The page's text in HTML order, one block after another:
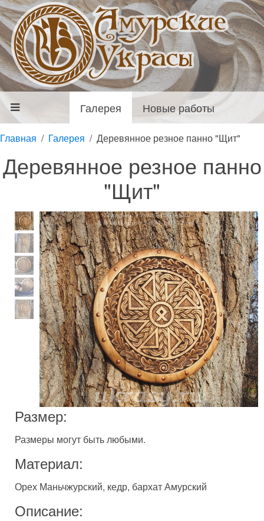
Галерея Новые работы
Главная Галерея Деревянное резное панно "Щит"
Деревянное резное панно
"Щит"
Размер:
Размеры могут быть любыми.
Материал:
Орех Маньчжурский, кедр, бархат Амурский
Описание: